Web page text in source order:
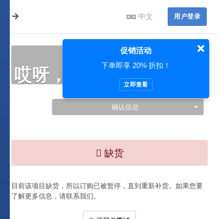
中文 用户登录
哎呀，此处出现了问题…
确认信息
缺货
目前该项目缺货，所以订购已被暂停，直到重新补货。如果您要
了解更多信息，请联系我们。
促销活动
下单即享 20% 折扣！
立即查看